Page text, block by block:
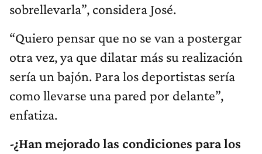
sobrellevarla”, considera José.
“Quiero pensar que no se van a postergar
otra vez, ya que dilatar más su realización
sería un bajón. Para los deportistas sería
como llevarse una pared por delante”,
enfatiza.
-¿Han mejorado las condiciones para los